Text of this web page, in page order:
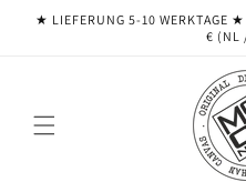
zum
★ LIEFERUNG 5-10 WERKTAGE ★
€ (NL